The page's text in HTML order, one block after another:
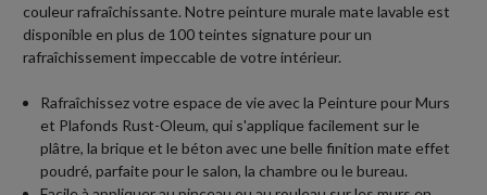
couleur rafraîchissante. Notre peinture murale mate lavable est
disponible en plus de 100 teintes signature pour un
rafraîchissement impeccable de votre intérieur.
Rafraîchissez votre espace de vie avec la Peinture pour Murs
et Plafonds Rust-Oleum, qui s'applique facilement sur le
plâtre, la brique et le béton avec une belle finition mate effet
poudré, parfaite pour le salon, la chambre ou le bureau.